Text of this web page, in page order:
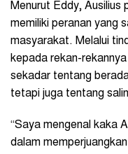
Menurut Eddy, Ausilius
memiliki peranan yang
masyarakat. Melalui
kepada rekan-
sekadar tentang
tetapi juga tentang
“Saya mengenal kaka
dalam